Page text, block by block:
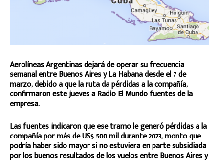
Aerolíneas Argentinas dejará de operar su frecuencia
semanal entre Buenos Aires y La Habana desde el 7 de
marzo, debido a que la ruta da pérdidas a la compañía,
confirmaron este jueves a Radio El Mundo fuentes de la
empresa.
Las fuentes indicaron que ese tramo le generó pérdidas a la
compañía por más de US$ 500 mil durante 2023, monto que
podría haber sido mayor si no estuviera en parte subsidiada
por los buenos resultados de los vuelos entre Buenos Aires y